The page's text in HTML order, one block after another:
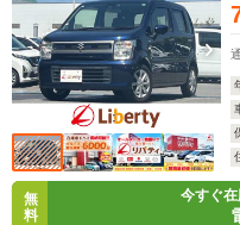
無
料
今すぐ